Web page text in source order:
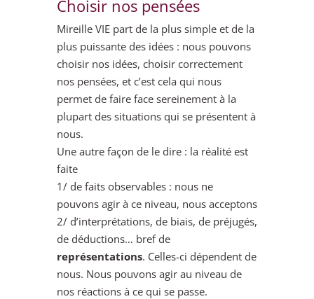
Choisir nos pensées
Mireille VIE part de la plus simple et de la
plus puissante des idées : nous pouvons
choisir nos idées, choisir correctement
nos pensées, et c’est cela qui nous
permet de faire face sereinement à la
plupart des situations qui se présentent à
nous.
Une autre façon de le dire : la réalité est
faite
1/ de faits observables : nous ne
pouvons agir à ce niveau, nous acceptons
2/ d’interprétations, de biais, de préjugés,
de déductions… bref de
représentations. Celles-ci dépendent de
nous. Nous pouvons agir au niveau de
nos réactions à ce qui se passe.